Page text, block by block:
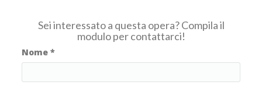
Sei interessato a questa opera? Compila il
modulo per contattarci!
Nome *